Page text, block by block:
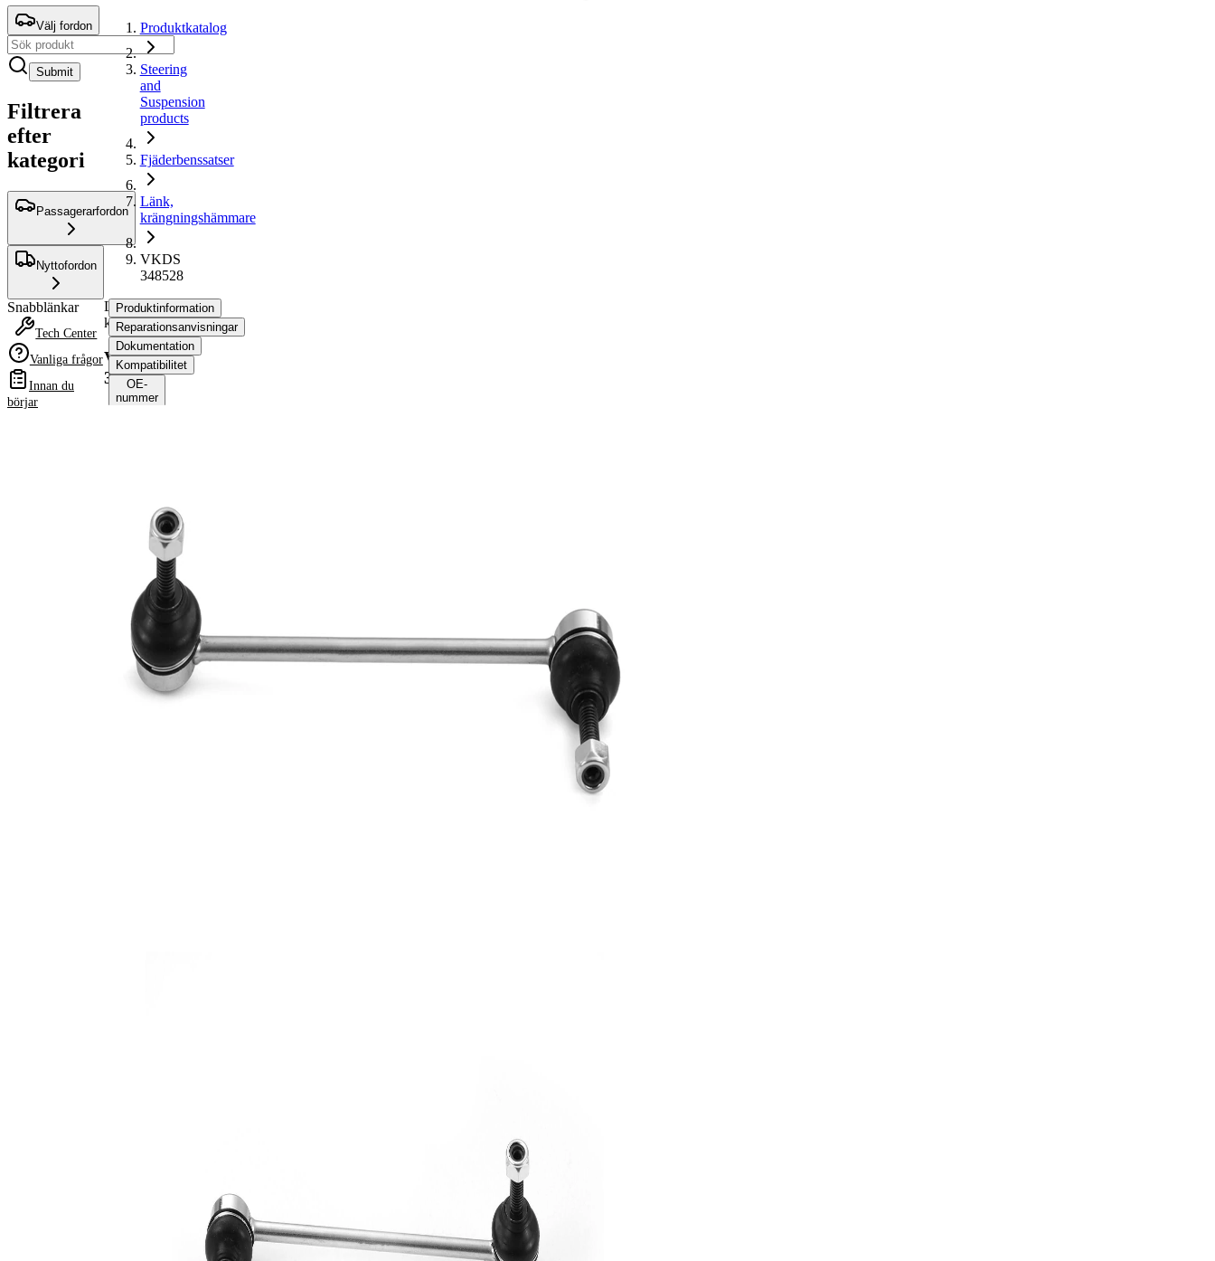
Välj fordon
Submit
Filtrera
efter
kategori
Passagerarfordon
Nyttofordon
Snabblänkar
Tech Center
Vanliga frågor
Innan du
börjar
Produktkatalog
Steering
and
Suspension
products
Fjäderbenssatser
Länk,
krängningshämmare
VKDS
348528
Länk,
krängningshämmare
VKDS
348528
Produktinformation
Reparationsanvisningar
Dokumentation
Kompatibilitet
OE-
nummer
Stång/Stag
Tilläggsartikel/tilläggsinformation
Gängmått 1
jämna artikelnummer